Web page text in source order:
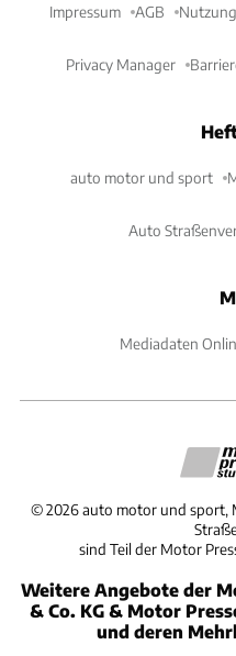
Impressum AGB
Privacy Manager
auto motor und sport
Auto
Mediadaten
©2026 auto motor und sport,
sind Teil der Motor
Weitere Angebote der
& Co. KG & Motor
und deren